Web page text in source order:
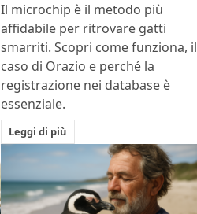
Il microchip è il metodo più
affidabile per ritrovare gatti
smarriti. Scopri come funziona, il
caso di Orazio e perché la
registrazione nei database è
essenziale.
Leggi di più